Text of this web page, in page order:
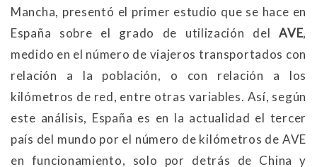
Mancha, presentó el primer estudio que se hace en
España sobre el grado de utilización delAVE,
medido en el número de viajeros transportados con
relación a la población, o con relación a los
kilómetros de red, entre otras variables. Así, según
este análisis, España es en la actualidad el tercer
país del mundo por el número de kilómetros de AVE
en funcionamiento, solo por detrás de China y